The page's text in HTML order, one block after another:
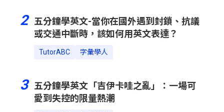
2
五分鐘學英文-當你在國外遇到封鎖、抗議
或交通中斷時，該如何用英文表達？
TutorABC 字彙學人
3
五分鐘學英文「吉伊卡哇之亂」：一場可
愛到失控的限量熱潮